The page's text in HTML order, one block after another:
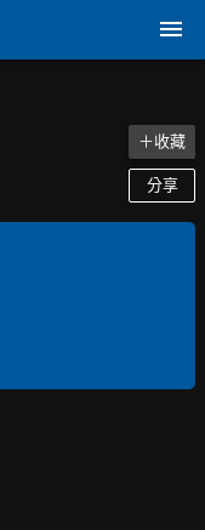
＋收藏
分享